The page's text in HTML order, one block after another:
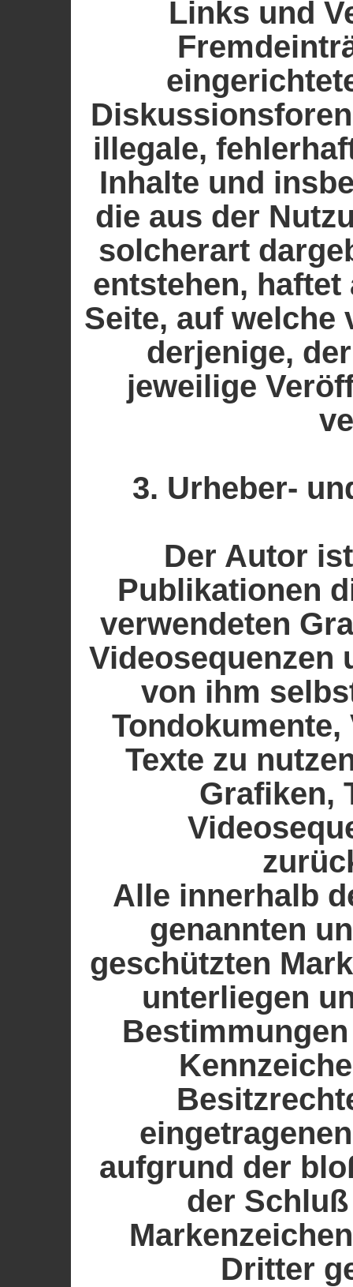
Links und
illegale,
Inhalte und
die aus der
solcherart
entstehen,
Seite, auf welche
derjenige,
jeweilige
3. Urheber-
Der Autor
Publikationen
verwendeten
Videosequenzen
von ihm
Texte zu
Grafiken,
Alle innerhalb
genannten
geschützten
unterliegen
aufgrund der
der
Dritter